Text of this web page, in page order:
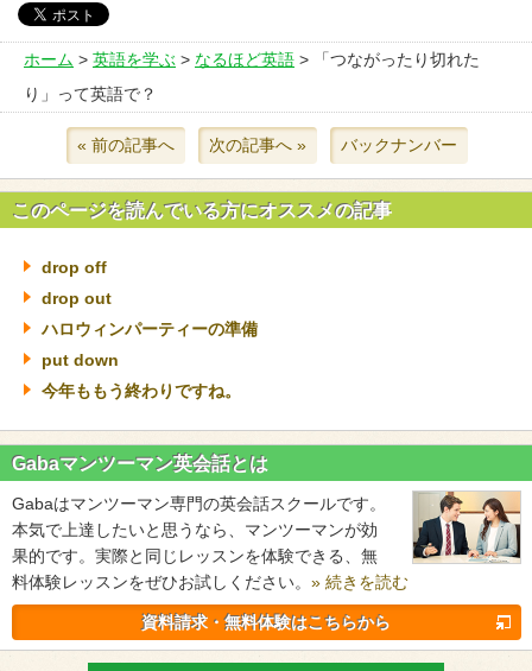
ホーム > 英語を学ぶ > なるほど英語 > 「つながったり切れた
り」って英語で？
« 前の記事へ 次の記事へ » バックナンバー
このページを読んでいる方にオススメの記事
drop off
drop out
ハロウィンパーティーの準備
put down
今年ももう終わりですね。
Gabaマンツーマン英会話とは
Gabaはマンツーマン専門の英会話スクールです。
本気で上達したいと思うなら、マンツーマンが効
果的です。実際と同じレッスンを体験できる、無
料体験レッスンをぜひお試しください。 » 続きを読む
資料請求・無料体験はこちらから